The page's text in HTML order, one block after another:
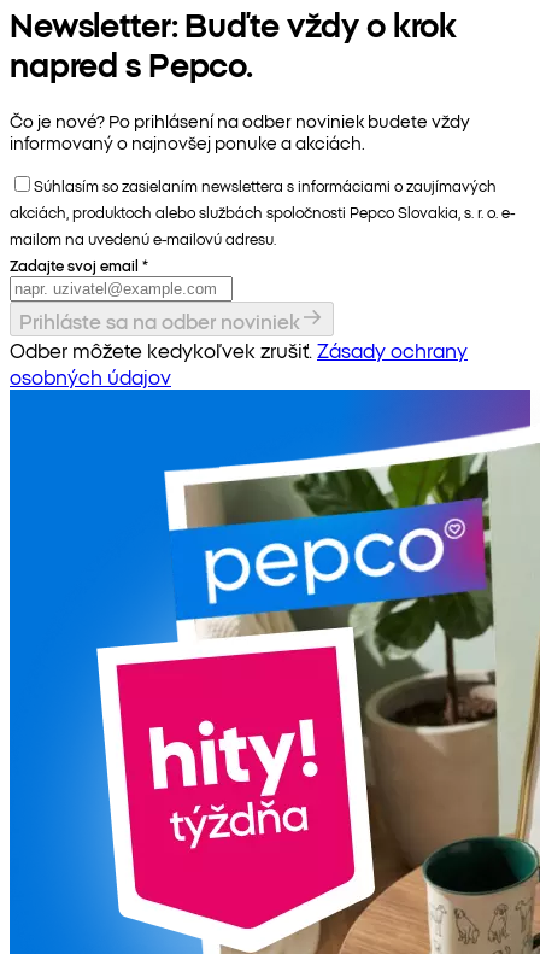
Newsletter: Buďte vždy o krok
napred s Pepco.
Čo je nové? Po prihlásení na odber noviniek budete vždy
informovaný o najnovšej ponuke a akciách.
Súhlasím so zasielaním newslettera s informáciami o zaujímavých
akciách, produktoch alebo službách spoločnosti Pepco Slovakia, s. r. o. e-
mailom na uvedenú e-mailovú adresu.
Zadajte svoj email *
Prihláste sa na odber noviniek
Odber môžete kedykoľvek zrušiť. Zásady ochrany
osobných údajov